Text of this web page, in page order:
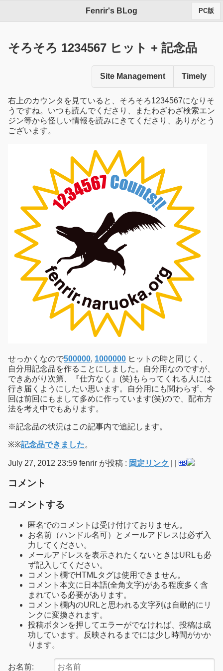
Fenrir's BLog PC版
そろそろ 1234567 ヒット + 記念品
Site Management Timely
右上のカウンタを見ていると、そろそろ1234567になりそ
うですね。いつも読んでくださり、またわざわざ検索エン
ジン等から怪しい情報を読みにきてくださり、ありがとう
ございます。
せっかくなので500000, 1000000 ヒットの時と同じく、
自分用記念品を作ることにしました。自分用なのですが、
できあがり次第、『仕方なく』(笑)もらってくれる人には
行き届くようにしたい思います。自分用にも関わらず、今
回は前回にもまして多めに作っています(笑)ので、配布方
法を考え中でもあります。
※記念品の状況はこの記事内で追記します。
※※記念品できました。
July 27, 2012 23:59 fenrir が投稿 : 固定リンク
コメント
コメントする
匿名でのコメントは受け付けておりません。
お名前（ハンドル名可）とメールアドレスは必ず入
力してください。
メールアドレスを表示されたくないときはURLも必
ず記入してください。
コメント欄でHTMLタグは使用できません。
コメント本文に日本語(全角文字)がある程度多く含
まれている必要があります。
コメント欄内のURLと思われる文字列は自動的にリ
ンクに変換されます。
投稿ボタンを押してエラーがでなければ、投稿は成
功しています。反映されるまでには少し時間がかか
ります。
お名前: